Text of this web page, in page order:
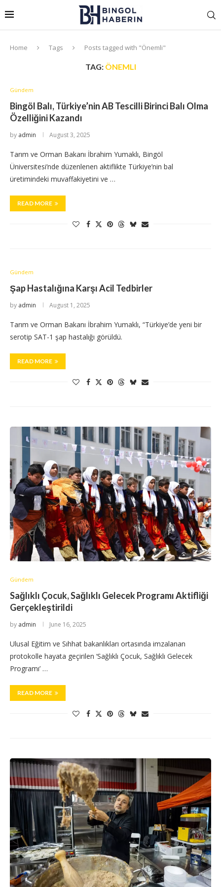
Home Tags Posts tagged with "Önemli"
TAG: ÖNEMLI
Gündem
Bingöl Balı, Türkiye’nin AB Tescilli Birinci Balı Olma
Özelliğini Kazandı
by admin August 3, 2025
Tarım ve Orman Bakanı İbrahim Yumaklı, Bingöl
Üniversitesi’nde düzenlenen aktiflikte Türkiye’nin bal
üretimindeki muvaffakiyetini ve …
READ MORE
Gündem
Şap Hastalığına Karşı Acil Tedbirler
by admin August 1, 2025
Tarım ve Orman Bakanı İbrahim Yumaklı, “Türkiye’de yeni bir
serotip SAT-1 şap hastalığı görüldü.
READ MORE
Gündem
Sağlıklı Çocuk, Sağlıklı Gelecek Programı Aktifliği
Gerçekleştirildi
by admin June 16, 2025
Ulusal Eğitim ve Sıhhat bakanlıkları ortasında imzalanan
protokolle hayata geçirilen ‘Sağlıklı Çocuk, Sağlıklı Gelecek
Programı’ …
READ MORE